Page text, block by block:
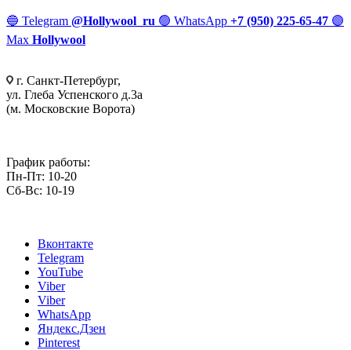
🔵 Telegram @Hollywool_ru 🟢 WhatsApp +7 (950) 225-65-47 🟣
Max Hollywool
г. Санкт-Петербург,
ул. Глеба Успенского д.3а
(м. Московские Ворота)
График работы:
Пн-Пт: 10-20
Сб-Вс: 10-19
Вконтакте
Telegram
YouTube
Viber
Viber
WhatsApp
Яндекс.Дзен
Pinterest